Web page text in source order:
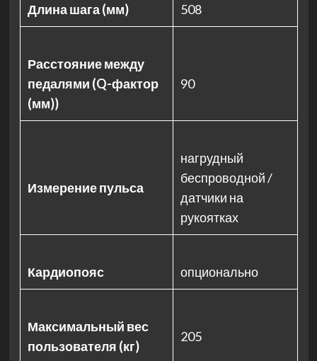
Длина шага (мм) 508
Расстояние между
педалями (Q-фактор
(мм))
90
Измерение пульса
нагрудный
беспроводной /
датчики на
рукоятках
Кардиопояс опционально
Максимальный вес
пользователя (кг)
205